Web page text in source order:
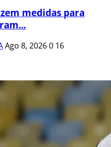
medidas para
Ago 8, 20260 16